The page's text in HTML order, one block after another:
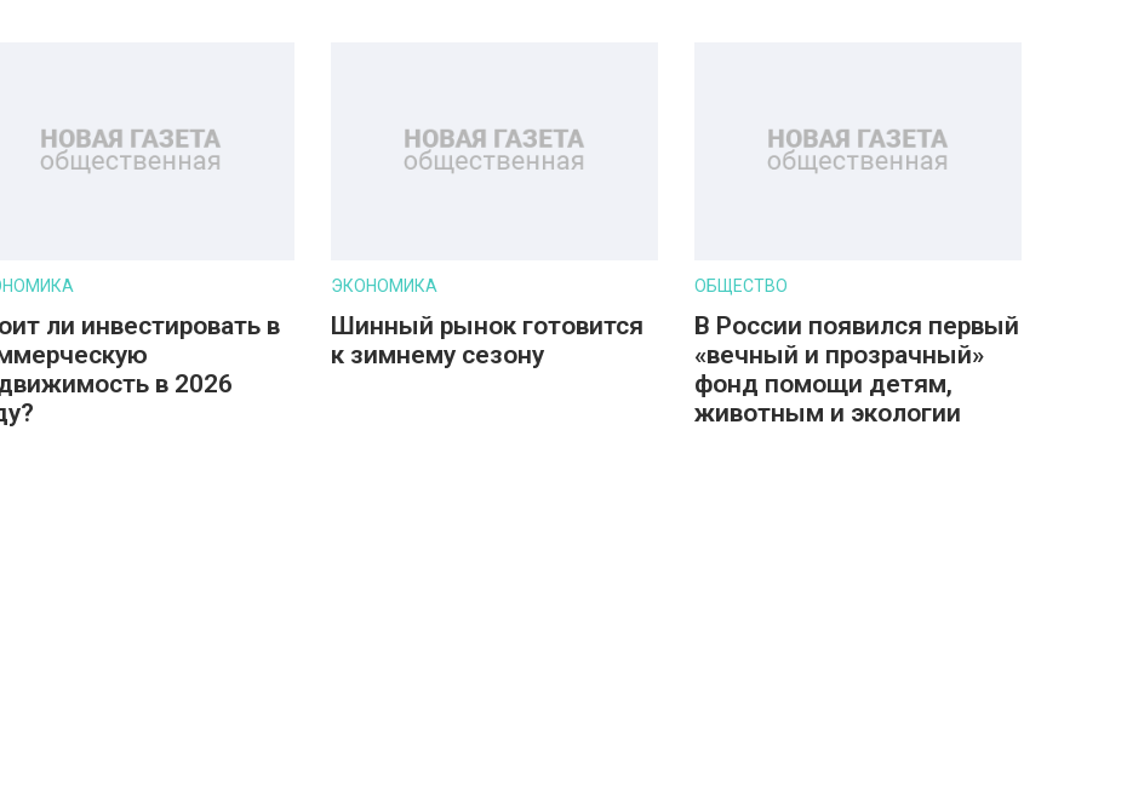
ли инвестировать в
в 2026
ЭКОНОМИКА
Шинный рынок готовится
к зимнему сезону
ОБЩЕСТВО
В России появился первый
«вечный и прозрачный»
фонд помощи детям,
животным и экологии